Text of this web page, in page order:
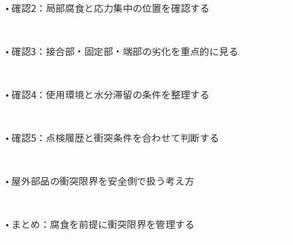
• 確認2：局部腐食と応力集中の位置を確認する
• 確認3：接合部・固定部・端部の劣化を重点的に見る
• 確認4：使用環境と水分滞留の条件を整理する
• 確認5：点検履歴と衝突条件を合わせて判断する
• 屋外部品の衝突限界を安全側で扱う考え方
• まとめ：腐食を前提に衝突限界を管理する